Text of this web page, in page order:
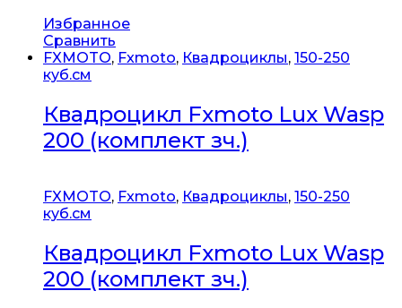
Избранное
Сравнить
FXMOTO, Fxmoto, Квадроциклы, 150-250
куб.см
Квадроцикл Fxmoto Lux Wasp
200 (комплект зч.)
FXMOTO, Fxmoto, Квадроциклы, 150-250
куб.см
Квадроцикл Fxmoto Lux Wasp
200 (комплект зч.)